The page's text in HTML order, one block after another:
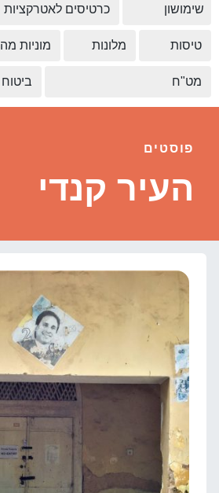
שימושון כרטיסים לאטרקציות
טיסות מלונות מוניות
מט"ח
פוסטים
העיר קנדי